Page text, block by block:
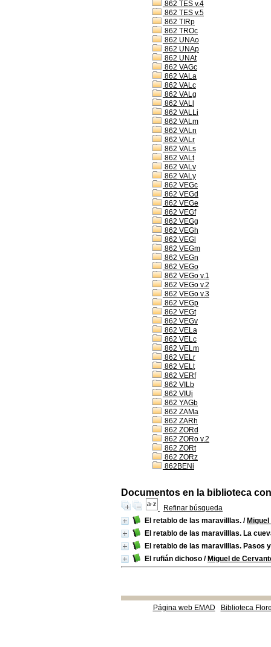
862 TES v.4
862 TES v.5
862 TIRp
862 TROc
862 UNAo
862 UNAp
862 UNAt
862 VAGc
862 VALa
862 VALc
862 VALg
862 VALl
862 VALLi
862 VALm
862 VALn
862 VALr
862 VALs
862 VALt
862 VALv
862 VALy
862 VEGc
862 VEGd
862 VEGe
862 VEGf
862 VEGg
862 VEGh
862 VEGl
862 VEGm
862 VEGn
862 VEGo
862 VEGo v.1
862 VEGo v.2
862 VEGo v.3
862 VEGp
862 VEGt
862 VEGv
862 VELa
862 VELc
862 VELm
862 VELr
862 VELt
862 VERf
862 VILb
862 VIUi
862 YAGb
862 ZAMa
862 ZARh
862 ZORd
862 ZORo v.2
862 ZORt
862 ZORz
862BENi
Documentos en la biblioteca
Refinar búsqueda
El retablo de las maravilllas. /
El retablo de las maravilllas. La
El retablo de las maravilllas. Pasos
El rufián dichoso / Miguel de
Página web EMAD Biblioteca